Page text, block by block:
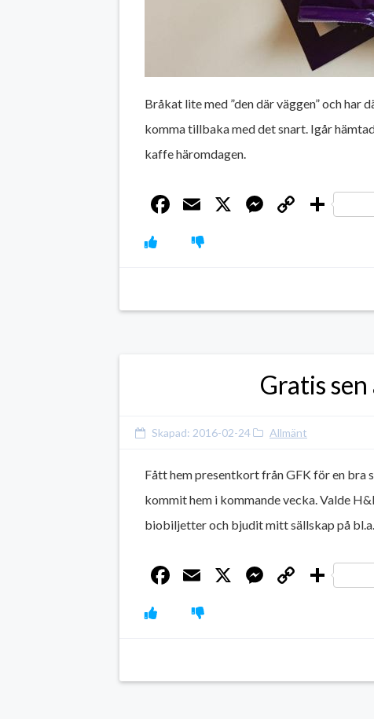
Bråkat lite med ”den där väggen” och
komma tillbaka med det snart. Igår
kaffe häromdagen.
Facebook
Email
X
CopyDela
Gratis
Skapad: 2016-02-24 Allmänt
Fått hem presentkort från GFK för en bra
kommit hem i kommande vecka. Valde
biobiljetter och bjudit mitt sällskap på
Facebook
Email
X
CopyDela